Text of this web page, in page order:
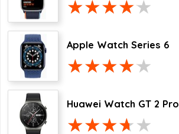
Apple Watch Series 6
Huawei Watch GT 2 Pro